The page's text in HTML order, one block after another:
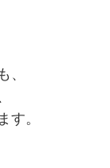
、
す。